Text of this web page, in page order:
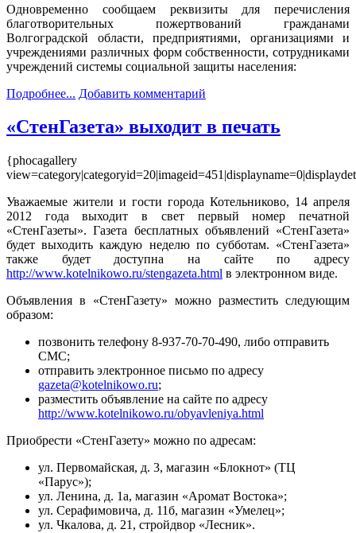
Одновременно сообщаем реквизиты для перечисления
благотворительных пожертвований гражданами
Волгоградской области, предприятиями, организациями и
учреждениями различных форм собственности, сотрудниками
учреждений системы социальной защиты населения:
Подробнее... Добавить комментарий
«СтенГазета» выходит в печать
{phocagallery
Уважаемые жители и гости города Котельниково, 14 апреля
2012 года выходит в свет первый номер печатной
«СтенГазеты». Газета бесплатных объявлений «СтенГазета»
будет выходить каждую неделю по субботам. «СтенГазета»
также будет доступна на сайте по адресу
http://www.kotelnikowo.ru/stengazeta.html в электронном виде.
Объявления в «СтенГазету» можно разместить следующим
образом:
позвонить телефону 8-937-70-70-490, либо отправить
СМС;
отправить электронное письмо по адресу
gazeta@kotelnikowo.ru;
разместить объявление на сайте по адресу
http://www.kotelnikowo.ru/obyavleniya.html
Приобрести «СтенГазету» можно по адресам:
ул. Первомайская, д. 3, магазин «Блокнот» (ТЦ
«Парус»);
ул. Ленина, д. 1а, магазин «Аромат Востока»;
ул. Серафимовича, д. 11б, магазин «Умелец»;
ул. Чкалова, д. 21, стройдвор «Лесник».